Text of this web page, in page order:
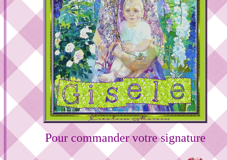
Pour commander votre signature